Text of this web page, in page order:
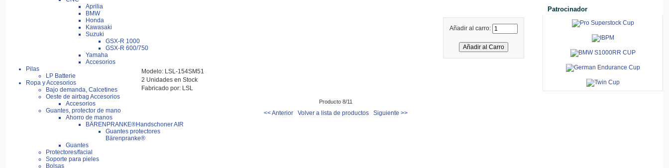
Aprilia
BMW
Honda
Kawasaki
Suzuki
GSX-R 1000
GSX-R 600/750
Yamaha
Accesorios
Pilas
LP Batterie
Ropa y Accesorios
Bajo demanda, Calcetines
Oeste de airbag Accesorios
Accesorios
Guantes, protector de mano
Ahorro de manos
BÄRENPRANKE®Handschoner AIR
Guantes protectores
Bärenpranke®
Guantes
Protectores/facial
Soporte para pieles
Bolsas
Añadir al carro:
Modelo: LSL-154SM51
2 Unidades en Stock
Fabricado por: LSL
Producto 8/11
<< Anterior Volver a lista de productos Siguiente >>
Patrocinador